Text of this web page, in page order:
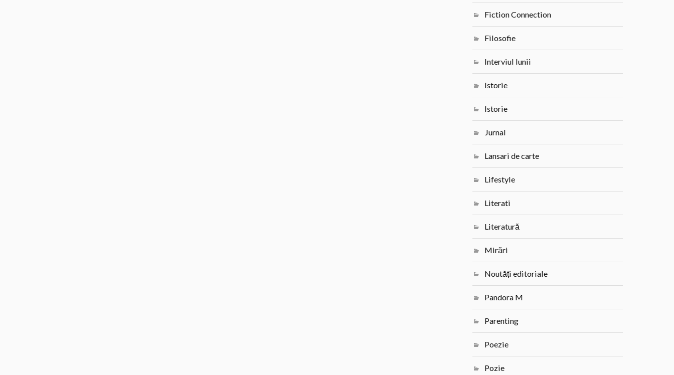
Fiction Connection
Filosofie
Interviul lunii
Istorie
Istorie
Jurnal
Lansari de carte
Lifestyle
Literati
Literatură
Mirări
Noutăți editoriale
Pandora M
Parenting
Poezie
Pozie